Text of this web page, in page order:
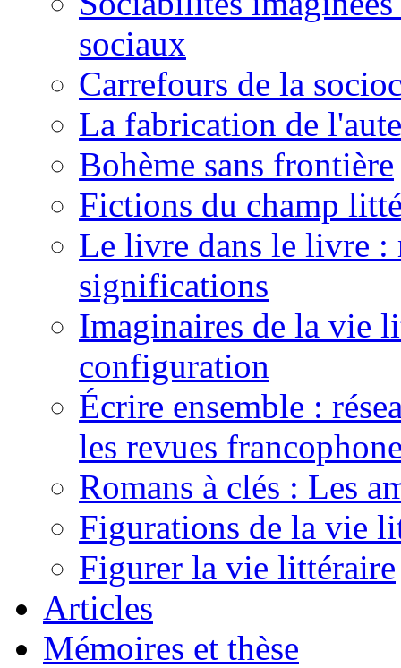
sociaux
Carrefours de la
La fabrication de
Bohème sans frontière
Fictions du champ
Le livre dans le livre :
significations
Imaginaires de la vie
configuration
Écrire ensemble :
les revues
Romans à clés : Les
Figurations de la vie
Figurer la vie littéraire
Articles
Mémoires et thèse